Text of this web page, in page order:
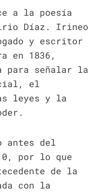
a la poesía
Díaz. Irineo
y escritor
en 1836,
señalar la
el
leyes y la
antes del
por lo que
de la
con la